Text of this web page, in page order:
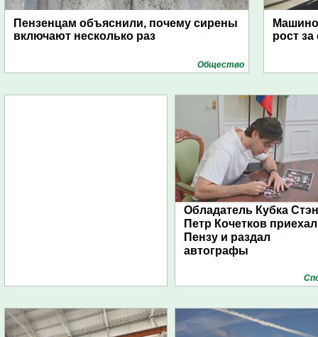
Пензенцам объяснили, почему сирены
включают несколько раз
Общество
рост за
Обладатель Кубка
Петр Кочетков
Пензу и раздал
автографы